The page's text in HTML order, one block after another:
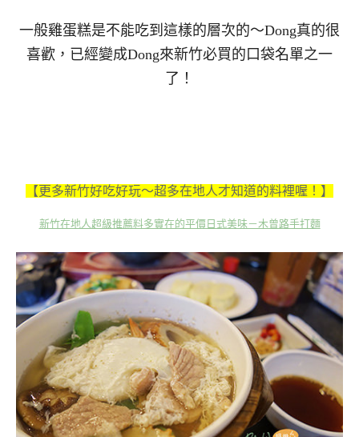
一般雞蛋糕是不能吃到這樣的層次的～Dong真的很
喜歡，已經變成Dong來新竹必買的口袋名單之一
了！
【更多新竹好吃好玩～超多在地人才知道的料裡喔！】
新竹在地人超級推薦料多實在的平價日式美味－木曾路手打麵